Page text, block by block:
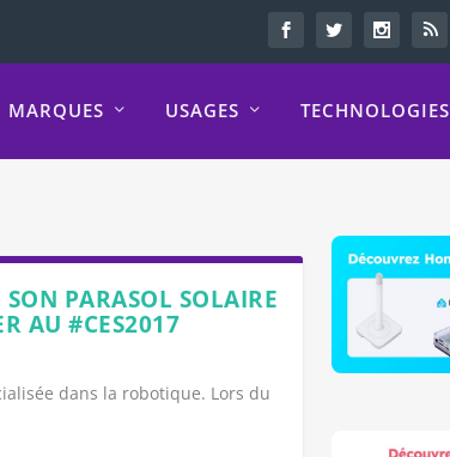
MARQUES USAGES TECHNOLOGIES
PARASOL SOLAIRE
AU #CES2017
dans la robotique. Lors du